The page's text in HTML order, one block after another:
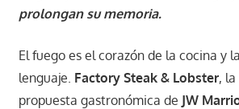
prolongan su memoria.
El fuego es el corazón de la cocina y
lenguaje. Factory Steak & Lobster, la
propuesta gastronómica de JW